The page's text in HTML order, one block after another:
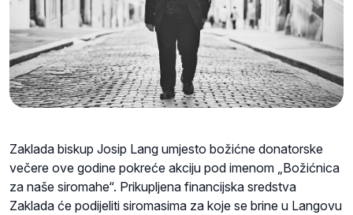
Zaklada biskup Josip Lang umjesto božićne donatorske
večere ove godine pokreće akciju pod imenom „Božićnica
za naše siromahe“. Prikupljena financijska sredstva
Zaklada će podijeliti siromasima za koje se brine u Langovu